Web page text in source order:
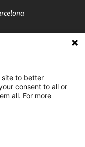
site to better
consent to all or
all. For more